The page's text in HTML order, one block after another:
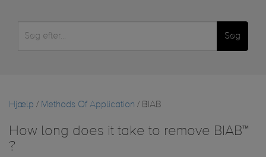
Søg
Hjælp / Methods Of Application / BIAB
How long does it take to remove BIAB™
?